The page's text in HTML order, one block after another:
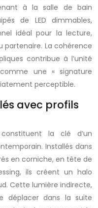
à la salle de bain
de LED dimmables,
idéal pour la lecture,
partenaire. La cohérence
contribue à l’unité
une « signature
perceptible.
avec profils
constituent la clé d’un
Installés dans
en corniche, en tête de
ils créent un halo
Cette lumière indirecte,
déplacer dans la suite